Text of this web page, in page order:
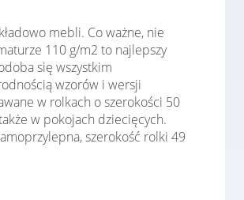
mebli. Co ważne, nie
110 g/m2 to najlepszy
się wszystkim
wzorów i wersji
w rolkach o szerokości 50
w pokojach dziecięcych.
szerokość rolki 49